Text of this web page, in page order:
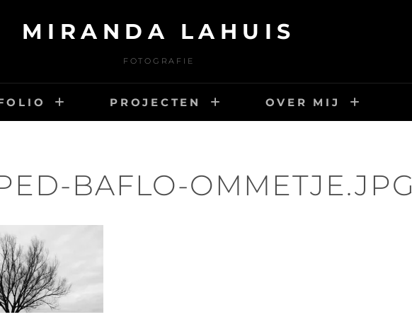
MIRANDA LAHUIS
FOTOGRAFIE
PROJECTEN OVER MIJ
BAFLO-OMMETJE.JPG